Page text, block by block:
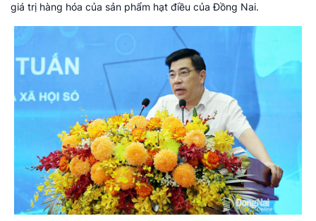
giá trị hàng hóa của sản phẩm hạt điều của Đồng Nai.